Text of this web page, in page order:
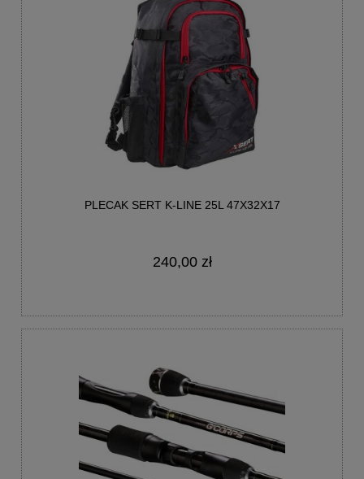
PLECAK SERT K-LINE 25L 47X32X17
240,00 zł